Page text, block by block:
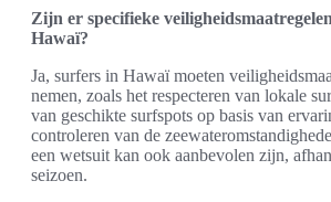
Zijn er specifieke
Hawaï?
Ja, surfers in Hawaï moeten
nemen, zoals het respecteren van lokale
van geschikte surfspots op basis van
controleren van de
een wetsuit kan ook aanbevolen zijn,
seizoen.